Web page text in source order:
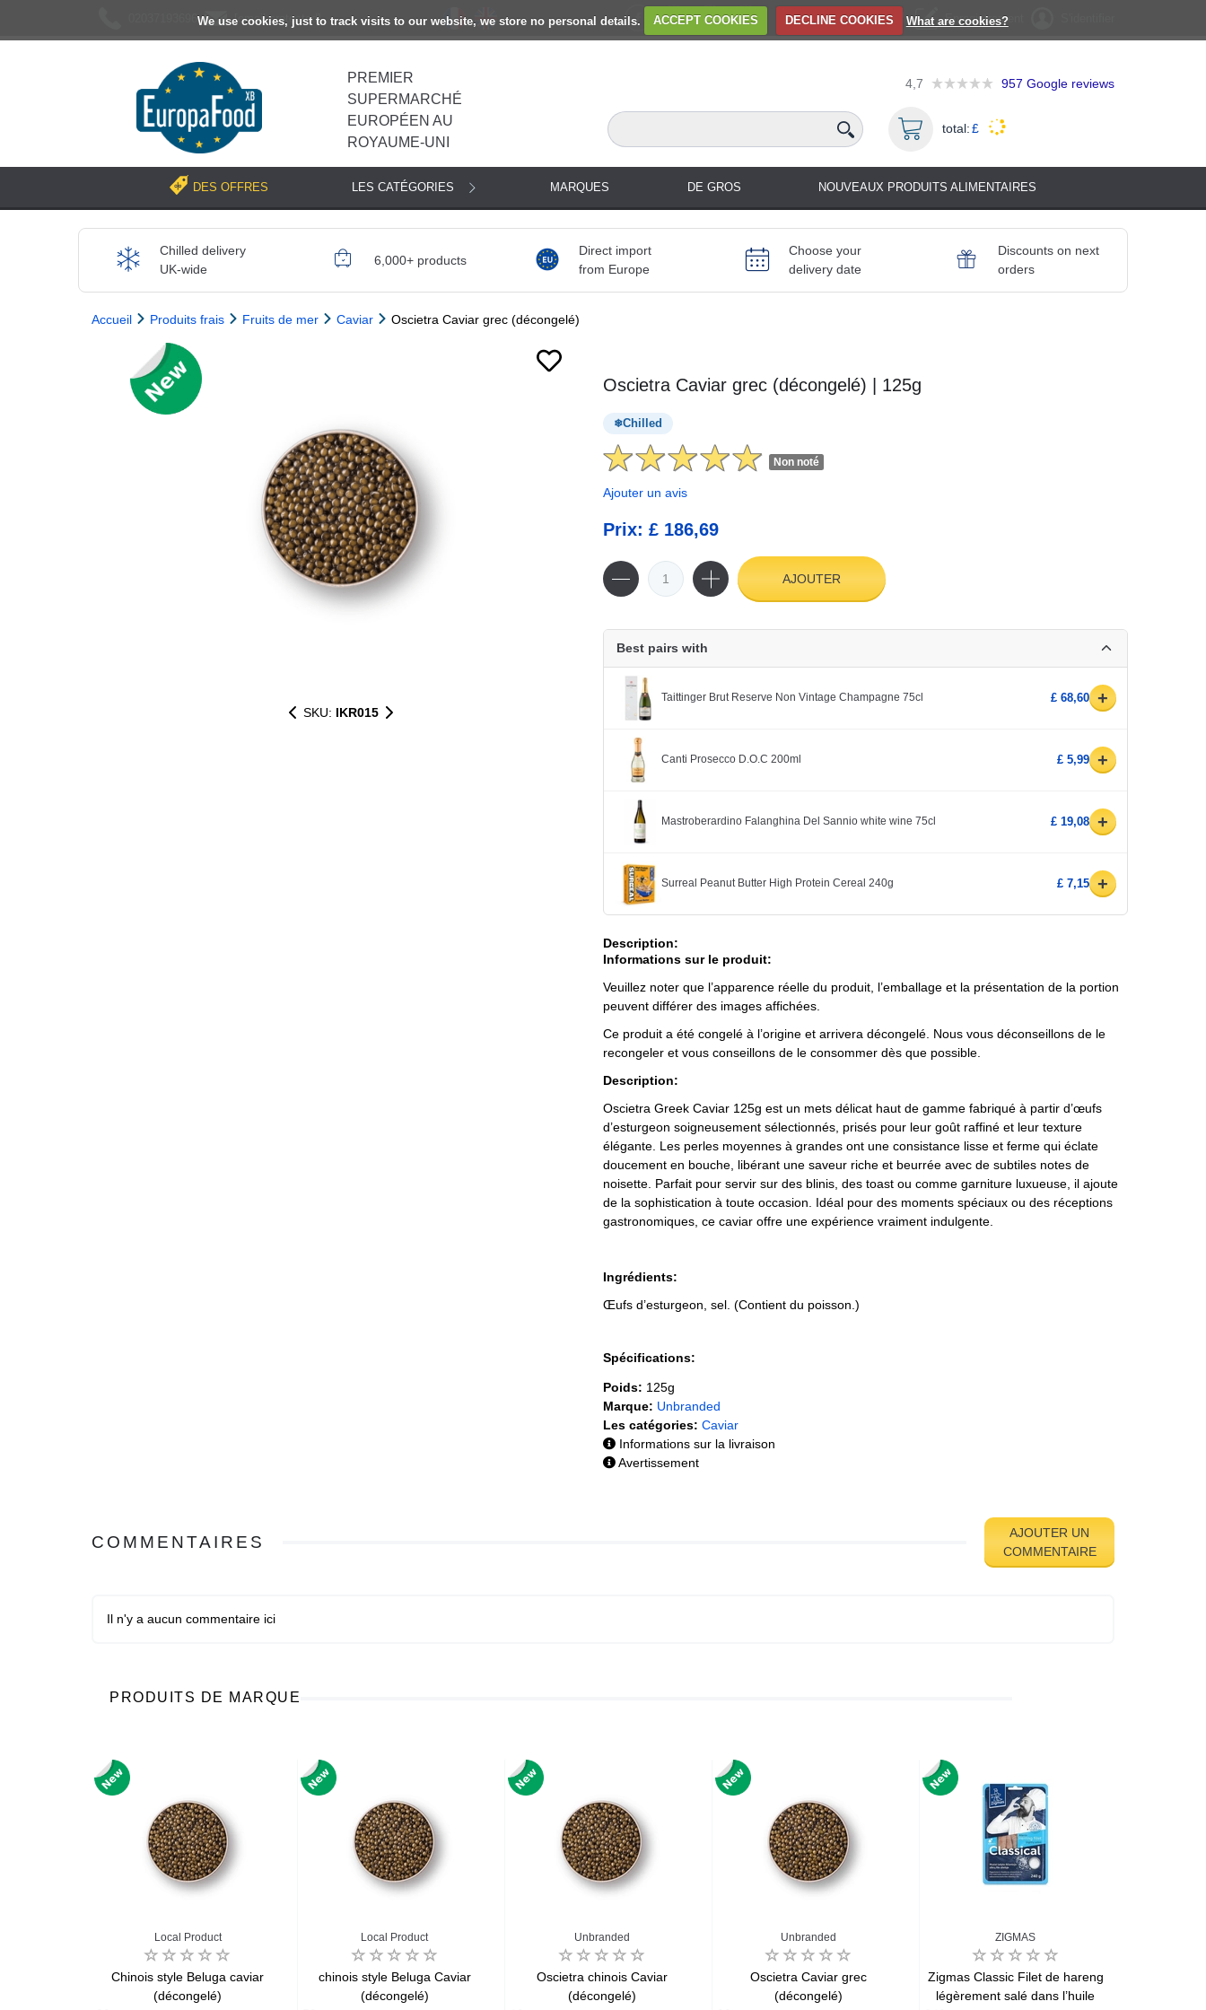
We use cookies, just to track visits to our website, we store no personal details. ACCEPT COOKIES DECLINE COOKIES What are cookies?
[email protected] Enregistrement
PREMIER
SUPERMARCHÉ
EUROPÉEN AU
ROYAUME-UNI
4,7 957 Google reviews
total:£
DES OFFRES LES CATÉGORIES MARQUES DE GROS NOUVEAUX PRODUITS ALIMENTAIRES
Chilled delivery
UK-wide
6,000+ products
Direct import
from Europe
Choose your
delivery date
Discounts on next
orders
Accueil Produits frais Fruits de mer Caviar Oscietra Caviar grec (décongelé)
SKU: IKR015
Oscietra Caviar grec (décongelé) | 125g
Chilled
Non noté
Ajouter un avis
Prix: £ 186,69
AJOUTER
Best pairs with
Taittinger Brut Reserve Non Vintage Champagne 75cl £ 68,60 +
Canti Prosecco D.O.C 200ml £ 5,99 +
Mastroberardino Falanghina Del Sannio white wine 75cl £ 19,08 +
Surreal Peanut Butter High Protein Cereal 240g £ 7,15 +
Description:
Informations sur le produit:
Veuillez noter que l’apparence réelle du produit, l’emballage et la présentation de la portion
peuvent différer des images affichées.
Ce produit a été congelé à l’origine et arrivera décongelé. Nous vous déconseillons de le
recongeler et vous conseillons de le consommer dès que possible.
Description:
Oscietra Greek Caviar 125g est un mets délicat haut de gamme fabriqué à partir d’œufs
d’esturgeon soigneusement sélectionnés, prisés pour leur goût raffiné et leur texture
élégante. Les perles moyennes à grandes ont une consistance lisse et ferme qui éclate
doucement en bouche, libérant une saveur riche et beurrée avec de subtiles notes de
noisette. Parfait pour servir sur des blinis, des toast ou comme garniture luxueuse, il ajoute
de la sophistication à toute occasion. Idéal pour des moments spéciaux ou des réceptions
gastronomiques, ce caviar offre une expérience vraiment indulgente.
Ingrédients:
Œufs d’esturgeon, sel. (Contient du poisson.)
Spécifications:
Poids: 125g
Marque: Unbranded
Les catégories: Caviar
Informations sur la livraison
Avertissement
COMMENTAIRES
AJOUTER UN
COMMENTAIRE
Il n'y a aucun commentaire ici
PRODUITS DE MARQUE
Local Product
Chinois style Beluga caviar
(décongelé)
Local Product
chinois style Beluga Caviar
(décongelé)
Unbranded
Oscietra chinois Caviar
(décongelé)
Unbranded
Oscietra Caviar grec
(décongelé)
ZIGMAS
Zigmas Classic Filet de hareng
légèrement salé dans l’huile